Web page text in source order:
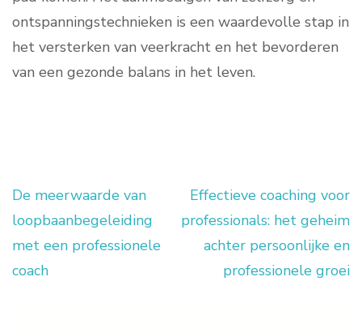
ontspanningstechnieken is een waardevolle stap in
het versterken van veerkracht en het bevorderen
van een gezonde balans in het leven.
Berichtnavigatie
De meerwaarde van
loopbaanbegeleiding
met een professionele
coach
Effectieve coaching voor
professionals: het geheim
achter persoonlijke en
professionele groei